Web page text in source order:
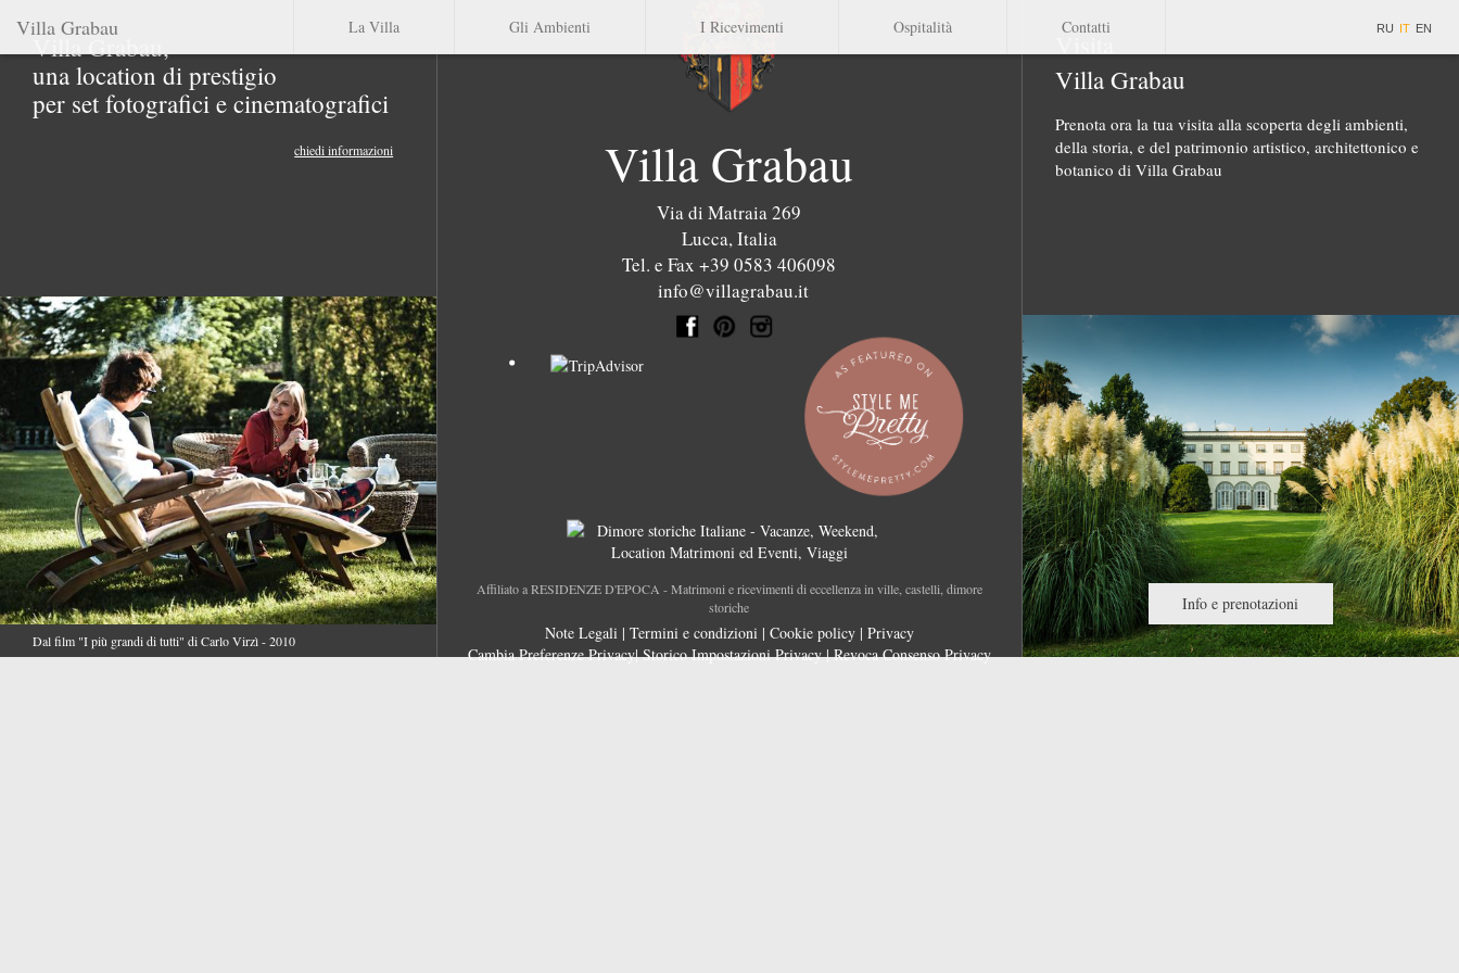
Villa Grabau La Villa Gli Ambienti I Ricevimenti Ospitalità Contatti RU IT EN
Villa Grabau,
una location di prestigio
per set fotografici e cinematografici
chiedi informazioni
Dal film "I più grandi di tutti" di Carlo Virzì - 2010
Villa Grabau
Via di Matraia 269
Lucca, Italia
Tel. e Fax +39 0583 406098
info@villagrabau.it
Affiliato a RESIDENZE D'EPOCA - Matrimoni e ricevimenti di eccellenza in ville, castelli, dimore
storiche
Note Legali| Termini e condizioni| Cookie policy| Privacy
Cambia Preferenze Privacy|Storico Impostazioni Privacy|Revoca Consenso Privacy
Villa Grabau
Prenota ora la tua visita alla scoperta degli ambienti,
della storia, e del patrimonio artistico, architettonico e
botanico di Villa Grabau
Info e prenotazioni